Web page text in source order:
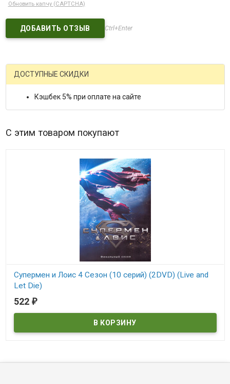
Обновить капчу (CAPTCHA)
Ctrl+Enter
ДОСТУПНЫЕ СКИДКИ
Кэшбек 5% при оплате на сайте
С этим товаром покупают
Супермен и Лоис 4 Сезон (10 серий) (2DVD) (Live and
Let Die)
В наличии
522 ₽